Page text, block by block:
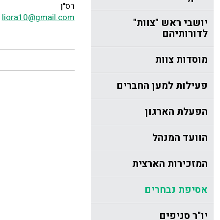
יושבי ראש "צוות"
לדורותיהם
מוסדות צוות
פעילות למען החברים
הפעלת הארגון
הוועד המנהל
המזכירות הארצית
אסיפת נבחרים
יו"ר סניפים
רס"ן
liora10@gmail.com